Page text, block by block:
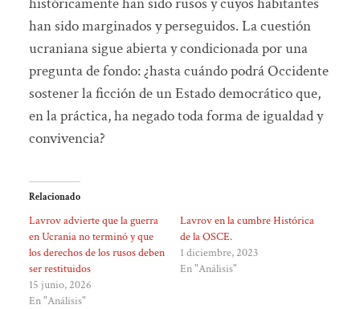
han sido marginados y perseguidos. La cuestión
ucraniana sigue abierta y condicionada por una
pregunta de fondo: ¿hasta cuándo podrá Occidente
sostener la ficción de un Estado democrático que,
en la práctica, ha negado toda forma de igualdad y
convivencia?
Relacionado
Lavrov advierte que la guerra
en Ucrania no terminó y que
los derechos de los rusos deben
ser restituidos
15 junio, 2026
En "Análisis"
Lavrov en la cumbre Histórica
de la OSCE.
1 diciembre, 2023
En "Análisis"